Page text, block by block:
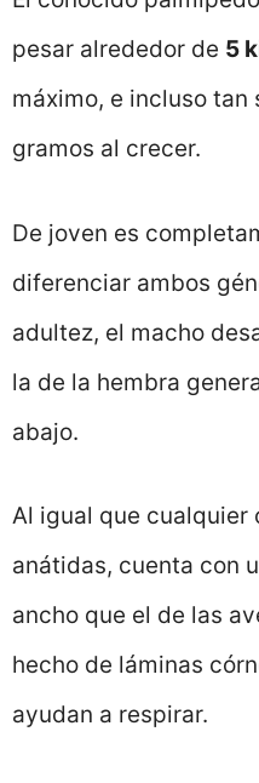
pesar alrededor de 5
máximo, e incluso tan
gramos al crecer.
De joven es
diferenciar ambos
adultez, el macho
la de la hembra
abajo.
Al igual que cualquier
anátidas, cuenta con
ancho que el de las
hecho de láminas
ayudan a respirar.